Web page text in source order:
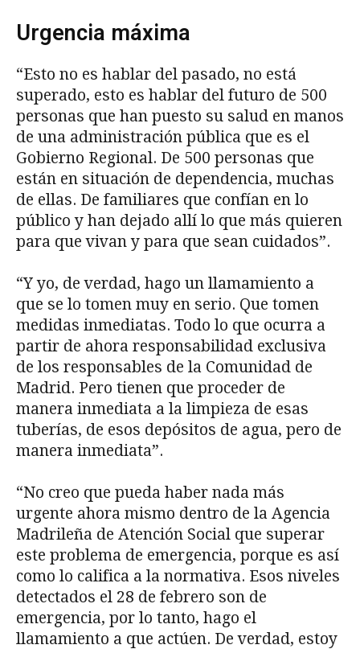
Urgencia máxima
“Esto no es hablar del pasado, no está
superado, esto es hablar del futuro de 500
personas que han puesto su salud en manos
de una administración pública que es el
Gobierno Regional. De 500 personas que
están en situación de dependencia, muchas
de ellas. De familiares que confían en lo
público y han dejado allí lo que más quieren
para que vivan y para que sean cuidados”.
“Y yo, de verdad, hago un llamamiento a
que se lo tomen muy en serio. Que tomen
medidas inmediatas. Todo lo que ocurra a
partir de ahora responsabilidad exclusiva
de los responsables de la Comunidad de
Madrid. Pero tienen que proceder de
manera inmediata a la limpieza de esas
tuberías, de esos depósitos de agua, pero de
manera inmediata”.
“No creo que pueda haber nada más
urgente ahora mismo dentro de la Agencia
Madrileña de Atención Social que superar
este problema de emergencia, porque es así
como lo califica a la normativa. Esos niveles
detectados el 28 de febrero son de
emergencia, por lo tanto, hago el
llamamiento a que actúen. De verdad, estoy